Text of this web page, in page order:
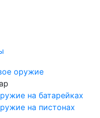
оружие
на батарейках
на пистонах